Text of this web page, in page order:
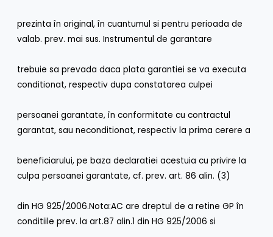
prezinta în original, în cuantumul si pentru perioada de
valab. prev. mai sus. Instrumentul de garantare
trebuie sa prevada daca plata garantiei se va executa
conditionat, respectiv dupa constatarea culpei
persoanei garantate, în conformitate cu contractul
garantat, sau neconditionat, respectiv la prima cerere a
beneficiarului, pe baza declaratiei acestuia cu privire la
culpa persoanei garantate, cf. prev. art. 86 alin. (3)
din HG 925/2006.Nota:AC are dreptul de a retine GP în
conditiile prev. la art.87 alin.1 din HG 925/2006 si